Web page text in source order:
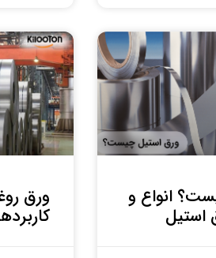
انواع و
استیل
ورق